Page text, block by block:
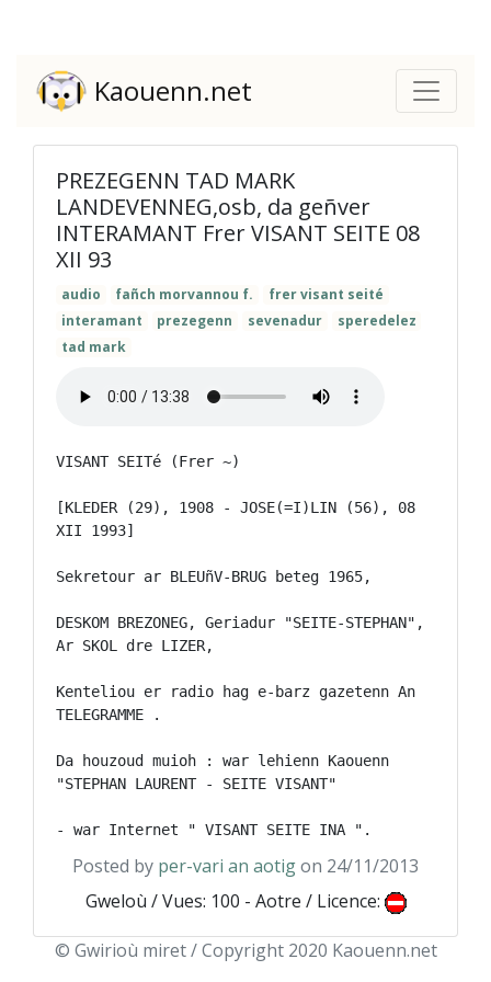
Kaouenn.net
PREZEGENN TAD MARK
LANDEVENNEG,osb, da geñver
INTERAMANT Frer VISANT SEITE 08
XII 93
audio fañch morvannou f.
frer visant seité
interamant
prezegenn sevenadur
speredelez
tad mark
VISANT SEITé (Frer ~)
[KLEDER (29), 1908 - JOSE(=I)LIN (56), 08
XII 1993]
Sekretour ar BLEUñV-BRUG beteg 1965,
DESKOM BREZONEG, Geriadur "SEITE-STEPHAN",
Ar SKOL dre LIZER,
Kenteliou er radio hag e-barz gazetenn An
TELEGRAMME .
Da houzoud muioh : war lehienn Kaouenn
"STEPHAN LAURENT - SEITE VISANT"
Posted by per-vari an aotigon 24/11/2013
Gweloù / Vues: 100 - Aotre / Licence:
© Gwirioù miret / Copyright 2020 Kaouenn.net